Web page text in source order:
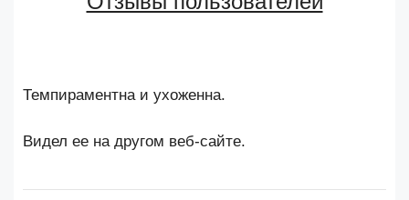
Темпираментна и ухоженна.
Видел ее на другом веб-сайте.